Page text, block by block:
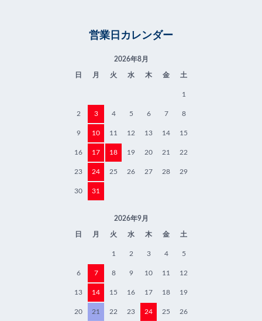
営業日カレンダー
2026年8月
日 月 火 水 木 金 土
1
2 3 4 5 6 7 8
9 10 11 12 13 14 15
16 17 18 19 20 21 22
23 24 25 26 27 28 29
30 31
2026年9月
日 月 火 水 木 金 土
1 2 3 4 5
6 7 8 9 10 11 12
13 14 15 16 17 18 19
20 21 22 23 24 25 26